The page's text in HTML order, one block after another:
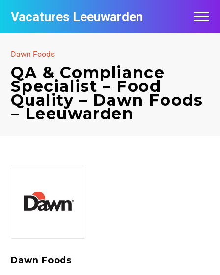
Vacatures Leeuwarden
Dawn Foods
QA & Compliance
Specialist – Food
Quality – Dawn Foods
– Leeuwarden
Dawn Foods
Vacatures per bedrijf
Nieuwsbrief feed